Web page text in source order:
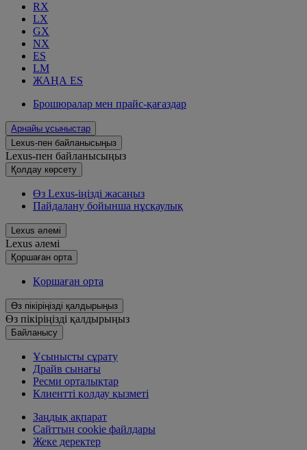
RX
LX
GX
NX
ES
LM
ЖАҢА ES
Брошюралар мен прайс-қағаздар
Арнайы ұсыныстар
Lexus-пен байланысыңыз
Lexus-пен байланысыңыз
Қолдау көрсету
Өз Lexus-іңізді жасаңыз
Пайдалану бойынша нұсқаулық
Lexus әлемі
Lexus әлемі
Қoршаған орта
Қoршаған орта
Өз пікіріңізді қалдырыңыз
Өз пікіріңізді қалдырыңыз
Байланысу
Ұсынысты сұрату
Драйв сынағы
Ресми орталықтар
Клиентті қолдау қызметі
Заңдық ақпарат
Сайттың cookie файлдары
Жеке деректер